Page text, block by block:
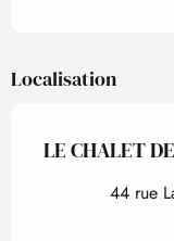
Localisation
LE CHALET
44 rue